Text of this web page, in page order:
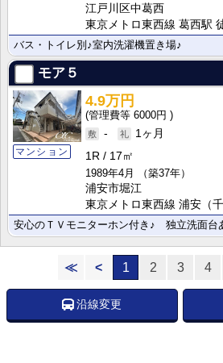
江戸川区中葛西
東京メトロ東西線 葛西駅
バス・トイレ別♪室内洗濯機置き場♪
モア５
マンション
4.9万円
6000円
-
1ヶ月
1R
17㎡
1989年4月
（築37年）
浦安市堀江
東京メトロ東西線 浦安（
安心のＴＶモニターホン付き♪ 独立洗面台
≪ < 1 2 3 4
沿線変更